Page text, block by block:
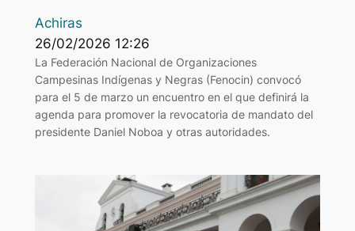
Achiras
26/02/2026 12:26
La Federación Nacional de Organizaciones
Campesinas Indígenas y Negras (Fenocin) convocó
para el 5 de marzo un encuentro en el que definirá la
agenda para promover la revocatoria de mandato del
presidente Daniel Noboa y otras autoridades.